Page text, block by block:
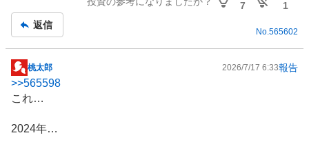
事
7
1
返信
No.565602
掲
示
板
事
桃太郎 2026/7/17 6:33報告
>>565598
これ…
2024年…